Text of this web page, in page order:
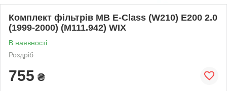
Комплект фільтрів MB E-Class (W210) E200 2.0
(1999-2000) (M111.942) WIX
В наявності
Роздріб
755 ₴